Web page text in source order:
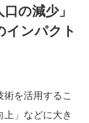
の減少」
インパクト
を活用するこ
」などに大き